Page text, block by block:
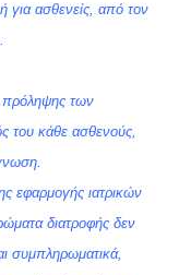
για ασθενείς, από τον
πρόληψης των
του κάθε ασθενούς,
εφαρμογής ιατρικών
διατροφής δεν
συμπληρωματικά,